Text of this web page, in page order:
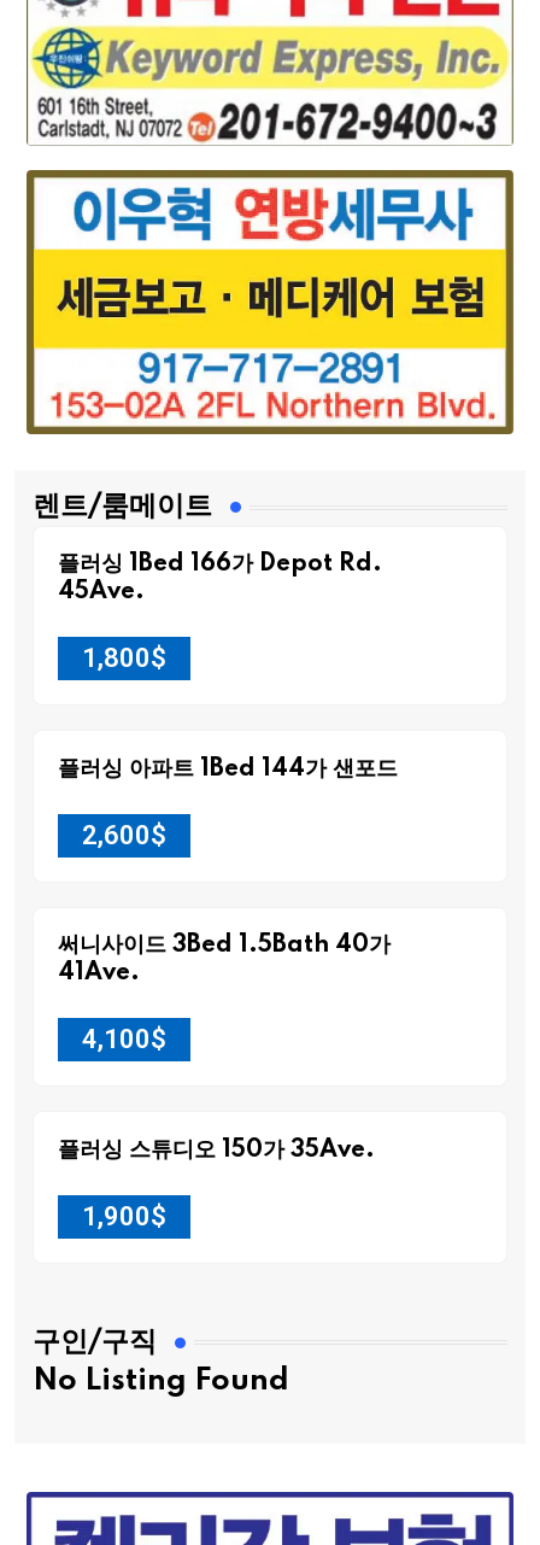
렌트/룸메이트
플러싱 1Bed 166가 Depot Rd.
45Ave.
1,800$
플러싱 아파트 1Bed 144가 샌포드
2,600$
써니사이드 3Bed 1.5Bath 40가
41Ave.
4,100$
플러싱 스튜디오 150가 35Ave.
1,900$
구인/구직
No Listing Found